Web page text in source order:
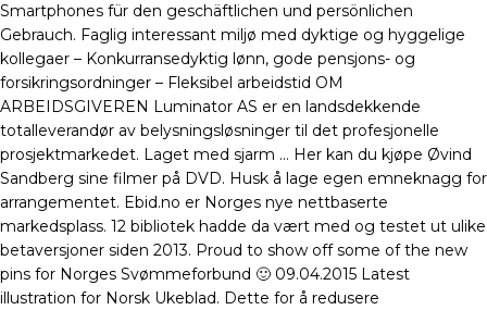
Smartphones für den geschäftlichen und persönlichen
Gebrauch. Faglig interessant miljø med dyktige og hyggelige
kollegaer – Konkurransedyktig lønn, gode pensjons- og
forsikringsordninger – Fleksibel arbeidstid OM
ARBEIDSGIVEREN Luminator AS er en landsdekkende
totalleverandør av belysningsløsninger til det profesjonelle
prosjektmarkedet. Laget med sjarm … Her kan du kjøpe Øvind
Sandberg sine filmer på DVD. Husk å lage egen emneknagg for
arrangementet. Ebid.no er Norges nye nettbaserte
markedsplass. 12 bibliotek hadde da vært med og testet ut ulike
betaversjoner siden 2013. Proud to show off some of the new
pins for Norges Svømmeforbund 🙂 09.04.2015 Latest
illustration for Norsk Ukeblad. Dette for å redusere